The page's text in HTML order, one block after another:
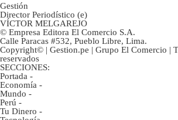
Gestión
Director Periodístico (e)
VÍCTOR MELGAREJO
© Empresa Editora El Comercio S.A.
Calle Paracas #532, Pueblo Libre, Lima.
Copyright© | Gestion.pe | Grupo El Comercio |
reservados
SECCIONES:
Portada -
Economía -
Mundo -
Perú -
Tu Dinero -